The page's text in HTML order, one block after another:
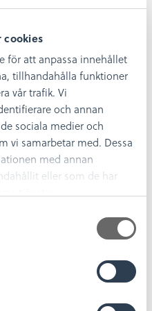
cookies
för att anpassa innehållet
tillhandahålla funktioner
vår trafik. Vi
och annan
sociala medier och
vi samarbetar med. Dessa
med annan
eller som de har
tjänster.
men i myck­et
pressade glaset har
största uppfinningen
1800-talet. Någon
inte vunnit.
sågs länge som en
som inte hade något
hantverk av den